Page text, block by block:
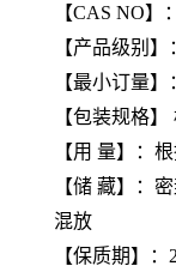
【CAS NO】
【产品级别
【最小订量】
【包装规格
【用 量】：
【储 藏】：
混放
【保质期】：